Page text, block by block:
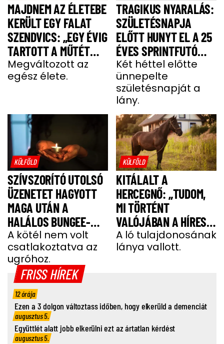
MAJDNEM AZ ÉLETEBE
KERÜLT EGY FALAT
SZENDVICS: „EGY ÉVIG
TARTOTT A MŰTÉT
UTÁNI FELÉPÜLÉS”
Megváltozott az
egész élete.
TRAGIKUS NYARALÁS:
SZÜLETÉSNAPJA
ELŐTT HUNYT EL A 25
ÉVES SPRINTFUTÓ
LÁNY
Két héttel előtte
ünnepelte
születésnapját a
lány.
KÜLFÖLD
SZÍVSZORÍTÓ UTOLSÓ
ÜZENETET HAGYOTT
MAGA UTÁN A
HALÁLOS BUNGEE-
UGRÁS ELŐTT A
FIATAL NŐ
A kötél nem volt
csatlakoztatva az
ugróhoz.
KÜLFÖLD
KITÁLALT A
HERCEGNŐ: „TUDOM,
MI TÖRTÉNT
VALÓJÁBAN A HÍRES
SHERGAR CSŐDÖRREL”
A ló tulajdonosának
lánya vallott.
FRISS HÍREK
12 órája
Ezen a 3 dolgon változtass időben, hogy elkerüld a demenciát
augusztus 5.
Együttlét alatt jobb elkerülni ezt az ártatlan kérdést
augusztus 5.